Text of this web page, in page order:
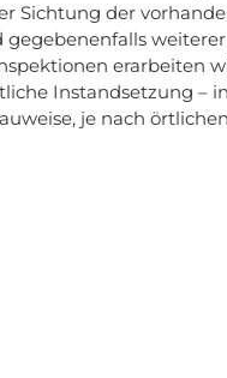
Sichtung der
gegebenenfalls
erarbeiten
Instandsetzung –
je nach örtlichen